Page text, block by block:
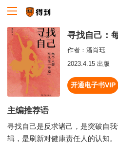
寻找自己：
作者： 潘肖珏
2023.4.15 出版
开通电子书VIP
主编推荐语
寻找自己是反求诸己，是突破自
辑，是刷新对健康责任人的认知。